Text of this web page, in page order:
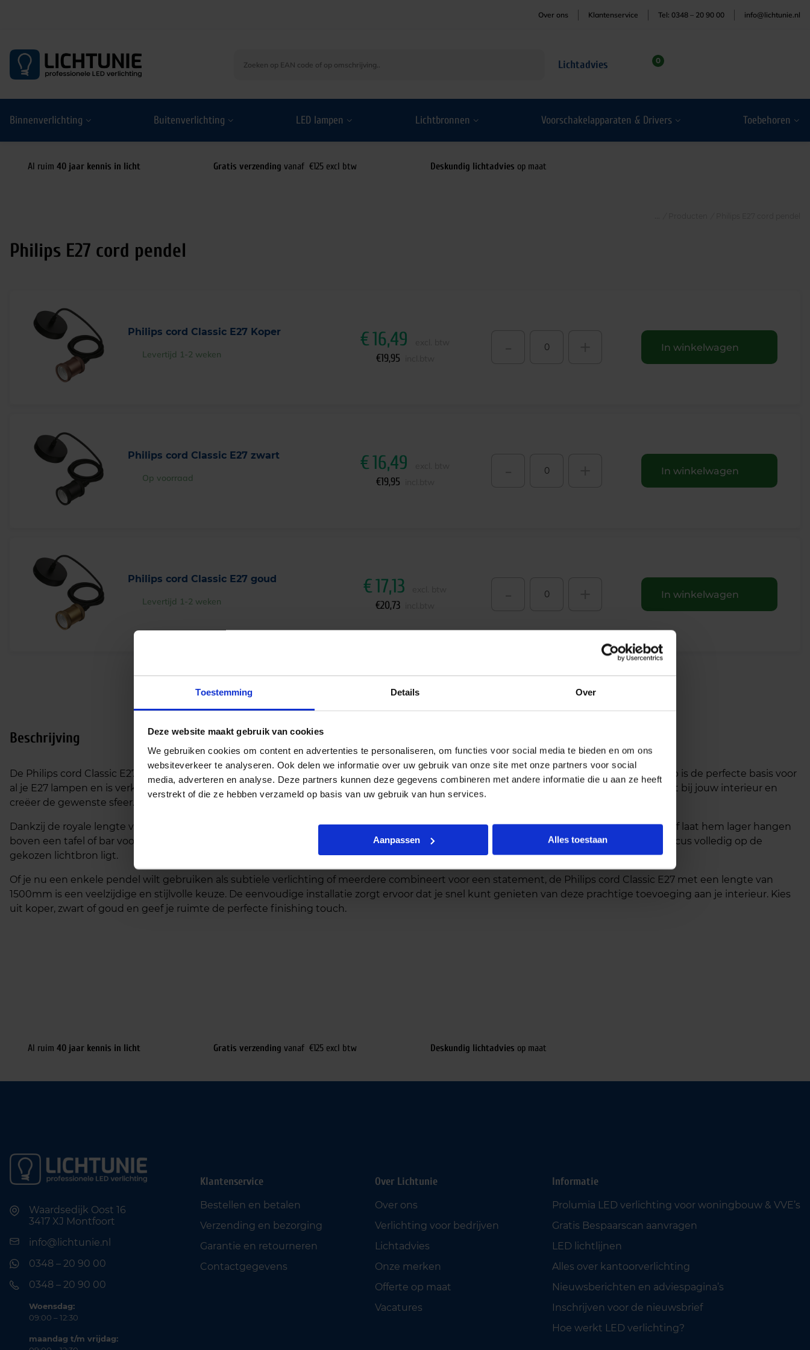
Toestemming Details Over
Deze website maakt gebruik van cookies
We gebruiken cookies om content en advertenties te personaliseren, om functies voor social media te bieden en om ons
websiteverkeer te analyseren. Ook delen we informatie over uw gebruik van onze site met onze partners voor social
media, adverteren en analyse. Deze partners kunnen deze gegevens combineren met andere informatie die u aan ze heeft
verstrekt of die ze hebben verzameld op basis van uw gebruik van hun services.
Aanpassen Alles toestaan
Over ons Klantenservice Tel: 0348 – 20 90 00 info@lichtunie.nl
Lichtadvies 0
Binnenverlichting Buitenverlichting LED lampen Lichtbronnen Voorschakelapparaten & Drivers Toebehoren
Al ruim 40 jaar kennis in licht Gratis verzending vanaf €125 excl btw Deskundig lichtadvies op maat
Philips E27 cord pendel
Philips cord Classic E27 Koper
Levertijd 1-2 weken
€16,49
€19,95
In winkelwagen
Philips cord Classic E27 zwart
Op voorraad
€16,49
€19,95
In winkelwagen
Philips cord Classic E27 goud
Levertijd 1-2 weken
€17,13
€20,73
In winkelwagen
Beschrijving
De Philips cord Classic E27 snoerpendel combineert een tijdloos design met een praktische lengte van 1500mm. Deze elegante hanglamp is de perfecte basis voor
al je E27 lampen en is verkrijgbaar in drie stijlvolle kleuren: warm koper, klassiek zwart en schitterend goud. Kies de kleur die het beste past bij jouw interieur en
creëer de gewenste sfeer.
Dankzij de royale lengte van het snoer biedt deze pendel veel flexibiliteit bij de montage. Hang hem hoog in ruimtes met hoge plafonds of laat hem lager hangen
boven een tafel of bar voor een meer intieme verlichting. De minimalistische vormgeving van de Philips cord Classic zorgt ervoor dat de focus volledig op de
gekozen lichtbron ligt.
Of je nu een enkele pendel wilt gebruiken als subtiele verlichting of meerdere combineert voor een statement, de Philips cord Classic E27 met een lengte van
1500mm is een veelzijdige en stijlvolle keuze. De eenvoudige installatie zorgt ervoor dat je snel kunt genieten van deze prachtige toevoeging aan je interieur. Kies
uit koper, zwart of goud en geef je ruimte de perfecte finishing touch.
Al ruim 40 jaar kennis in licht Gratis verzending vanaf €125 excl btw Deskundig lichtadvies op maat
Waardsedijk Oost 16
3417 XJ Montfoort
info@lichtunie.nl
0348 – 20 90 00
0348 – 20 90 00
Woensdag:
09:00 – 12:30
maandag t/m vrijdag:
Klantenservice
Bestellen en betalen
Verzending en bezorging
Garantie en retourneren
Contactgegevens
Over Lichtunie
Over ons
Verlichting voor bedrijven
Lichtadvies
Onze merken
Offerte op maat
Vacatures
Informatie
Prolumia LED verlichting voor woningbouw & VVE’s
Gratis Bespaarscan aanvragen
LED lichtlijnen
Alles over kantoorverlichting
Nieuwsberichten en adviespagina’s
Inschrijven voor de nieuwsbrief
Hoe werkt LED verlichting?